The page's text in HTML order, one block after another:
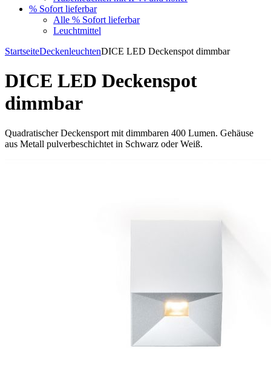
% Sofort lieferbar
Alle % Sofort lieferbar
Leuchtmittel
StartseiteDeckenleuchtenDICE LED Deckenspot dimmbar
DICE LED Deckenspot
dimmbar
Quadratischer Deckensport mit dimmbaren 400 Lumen. Gehäuse
aus Metall pulverbeschichtet in Schwarz oder Weiß.